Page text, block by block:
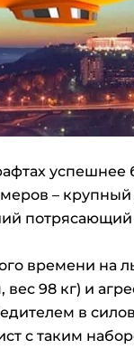
–
потрясающий
времени на
вес 98 кг) и
в
с таким